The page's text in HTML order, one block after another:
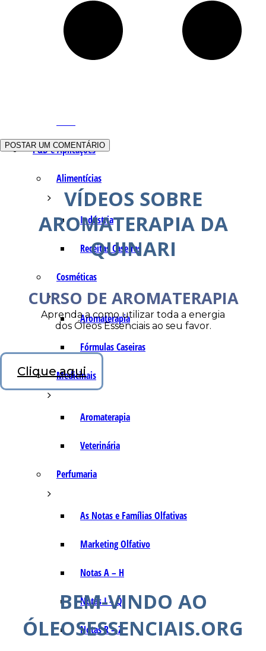
Safrol
Salicilato de Metila
Timol
P&D e Aplicações
Alimentícias
Indústria
Receitas Caseiras
Cosméticas
Aromaterapia
Fórmulas Caseiras
Medicinais
Aromaterapia
Veterinária
Perfumaria
As Notas e Famílias Olfativas
Marketing Olfativo
Notas A – H
Notas I – Q
Notas R – Z
VÍDEOS SOBRE
AROMATERAPIA DA
QUINARI
CURSO DE AROMATERAPIA
Aprenda a como utilizar toda a energia
dos Óleos Essenciais ao seu favor.
Clique aqui
BEM-VINDO AO
ÓLEOSESSENCIAIS.ORG